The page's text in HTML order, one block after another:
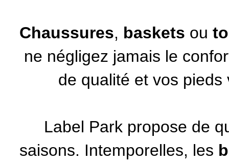
Chaussures, baskets ou
ne négligez jamais le
de qualité et vos
Label Park propose de
saisons. Intemporelles, les